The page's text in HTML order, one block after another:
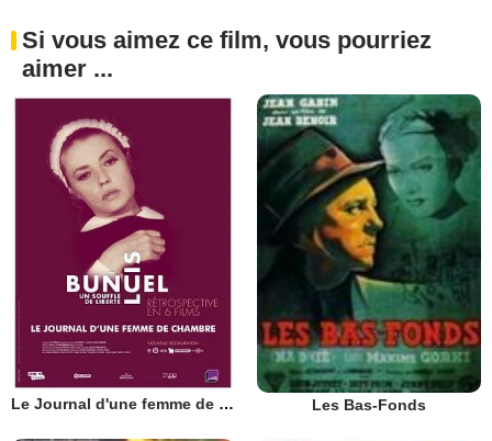
Si vous aimez ce film, vous pourriez
aimer ...
Le Journal d'une femme de chambre Les Bas-Fonds